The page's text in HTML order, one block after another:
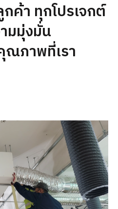
ค้า ทุกโปรเจกต์
มมุ่งมั่น
ณภาพที่เรา